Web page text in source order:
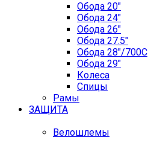
Обода 20"
Обода 24"
Обода 26"
Обода 27.5"
Обода 28"/700C
Обода 29"
Колеса
Спицы
Рамы
ЗАЩИТА
Велошлемы